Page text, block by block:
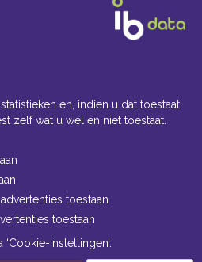
en, indien u dat toestaat,
zelf wat u wel en niet toestaat.
toestaan
toestaan
instellingen’.